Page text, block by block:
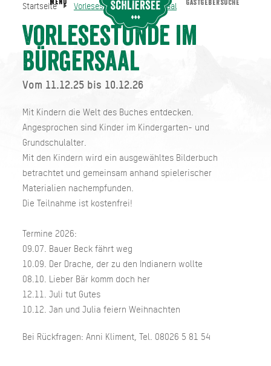
Startseite Vorlesestunde im Bürgersaal
Vorlesestunde im
Bürgersaal
Vom 11.12.25 bis 10.12.26
Mit Kindern die Welt des Buches entdecken.
Angesprochen sind Kinder im Kindergarten- und
Grundschulalter.
Mit den Kindern wird ein ausgewähltes Bilderbuch
betrachtet und gemeinsam anhand spielerischer
Materialien nachempfunden.
Die Teilnahme ist kostenfrei!
Termine 2026:
09.07. Bauer Beck fährt weg
10.09. Der Drache, der zu den Indianern wollte
08.10. Lieber Bär komm doch her
12.11. Juli tut Gutes
10.12. Jan und Julia feiern Weihnachten
Bei Rückfragen: Anni Kliment, Tel. 08026 5 81 54
Startseite Vorlesestunde im Bürgersaal
MENU GASTGEBERSUCHE